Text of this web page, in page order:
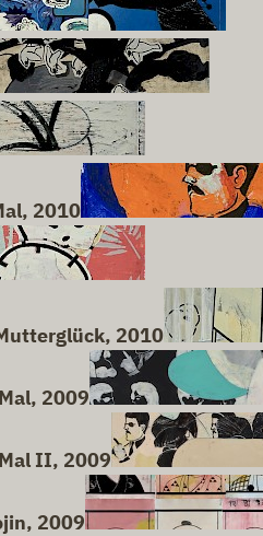
2010
2010
2009
II, 2009
2009